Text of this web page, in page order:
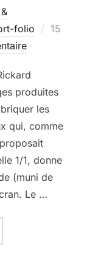
folio
Publié
15
produites
les
qui, comme
1/1, donne
(muni de
Le …